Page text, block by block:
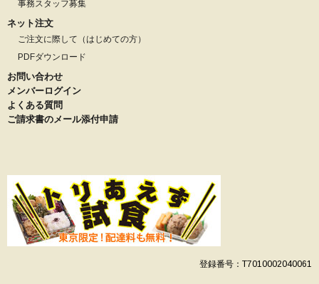
事務スタッフ募集
ネット注文
ご注文に際して（はじめての方）
PDFダウンロード
お問い合わせ
メンバーログイン
よくある質問
ご請求書のメール添付申請
登録番号：T7010002040061